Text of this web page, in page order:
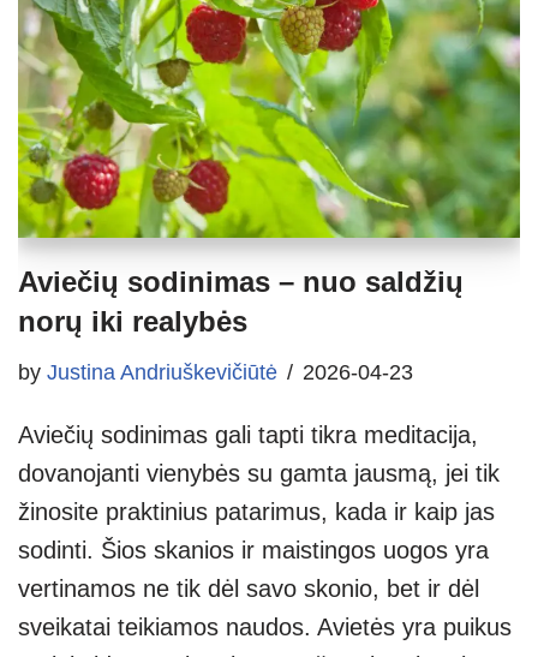
Aviečių sodinimas – nuo saldžių
norų iki realybės
by Justina Andriuškevičiūtė 2026-04-23
Aviečių sodinimas gali tapti tikra meditacija,
dovanojanti vienybės su gamta jausmą, jei tik
žinosite praktinius patarimus, kada ir kaip jas
sodinti. Šios skanios ir maistingos uogos yra
vertinamos ne tik dėl savo skonio, bet ir dėl
sveikatai teikiamos naudos. Avietės yra puikus